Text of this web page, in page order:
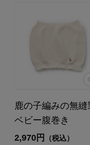
鹿の子編みの無縫
ベビー腹巻き
2,970円 （税込）